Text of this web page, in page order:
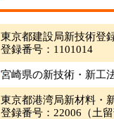
東京都建設局新技術登
登録番号：1101014
宮崎県の新技術・新工
東京都港湾局新材料・
登録番号：22006（土